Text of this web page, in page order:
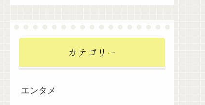
カテゴリー
エンタメ